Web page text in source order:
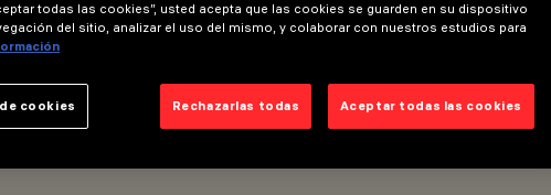
todas las cookies”, usted acepta que las cookies se guarden en su dispositivo
del sitio, analizar el uso del mismo, y colaborar con nuestros estudios para
Rechazarlas todas Aceptar todas las cookies
cookies